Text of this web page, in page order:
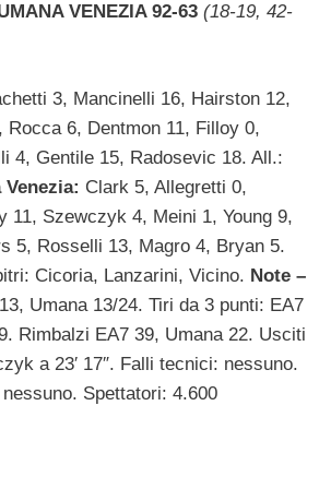
VENEZIA 92-63 (18-19, 42-
3, Mancinelli 16, Hairston 12,
Rocca 6, Dentmon 11, Filloy 0,
4, Gentile 15, Radosevic 18. All.:
Venezia: Clark 5, Allegretti 0,
11, Szewczyk 4, Meini 1, Young 9,
5, Rosselli 13, Magro 4, Bryan 5.
Cicoria, Lanzarini, Vicino. Note –
Umana 13/24. Tiri da 3 punti: EA7
Rimbalzi EA7 39, Umana 22. Usciti
a 23′ 17″. Falli tecnici: nessuno.
Spettatori: 4.600